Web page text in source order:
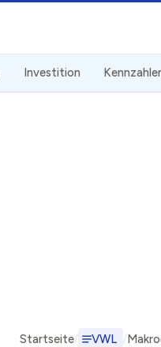
Investition
Startseite VWL